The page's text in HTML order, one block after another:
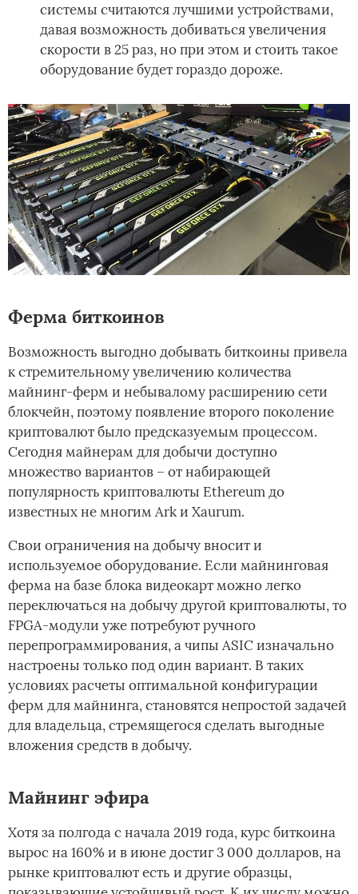
системы считаются лучшими устройствами,
давая возможность добиваться увеличения
скорости в 25 раз, но при этом и стоить такое
оборудование будет гораздо дороже.
Ферма биткоинов
Возможность выгодно добывать биткоины привела
к стремительному увеличению количества
майнинг-ферм и небывалому расширению сети
блокчейн, поэтому появление второго поколение
криптовалют было предсказуемым процессом.
Сегодня майнерам для добычи доступно
множество вариантов – от набирающей
популярность криптовалюты Ethereum до
известных не многим Ark и Xaurum.
Свои ограничения на добычу вносит и
используемое оборудование. Если майнинговая
ферма на базе блока видеокарт можно легко
переключаться на добычу другой криптовалюты, то
FPGA-модули уже потребуют ручного
перепрограммирования, а чипы ASIC изначально
настроены только под один вариант. В таких
условиях расчеты оптимальной конфигурации
ферм для майнинга, становятся непростой задачей
для владельца, стремящегося сделать выгодные
вложения средств в добычу.
Майнинг эфира
Хотя за полгода с начала 2019 года, курс биткоина
вырос на 160% и в июне достиг 3 000 долларов, на
рынке криптовалют есть и другие образцы,